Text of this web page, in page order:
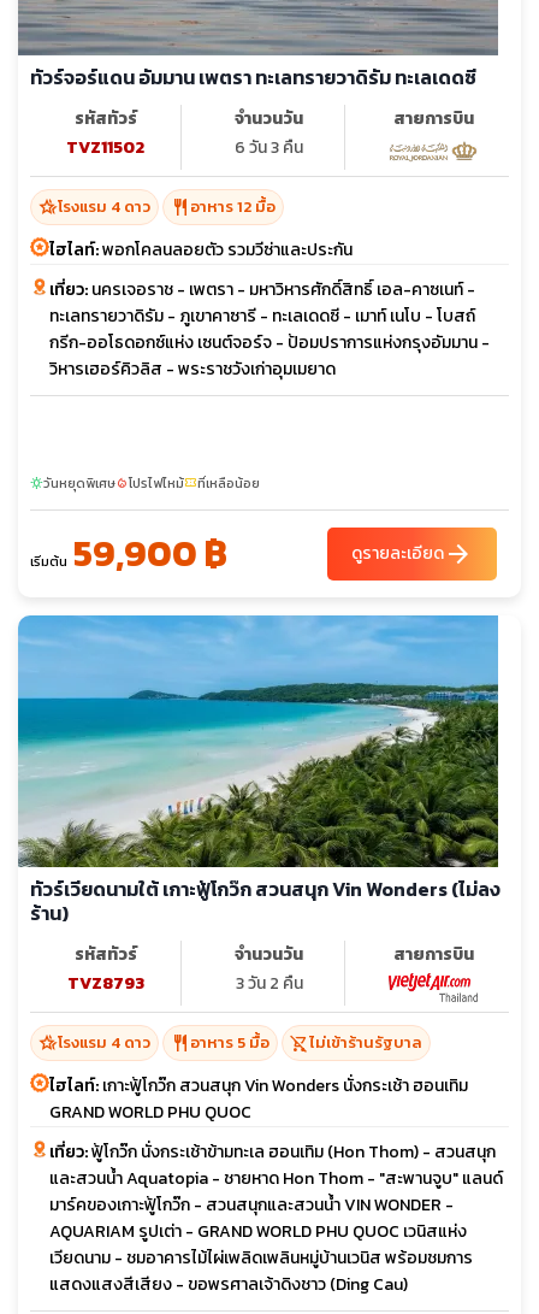
ทัวร์จอร์แดน อัมมาน เพตรา ทะเลทรายวาดิรัม ทะเลเดดซี
รหัสทัวร์
TVZ11502
จำนวนวัน
6 วัน 3 คืน
สายการบิน
hotel_classโรงแรม 4 ดาว restaurant อาหาร 12 มื้อ
ไฮไลท์:พอกโคลนลอยตัว รวมวีซ่าและประกัน
เที่ยว:นครเจอราช - เพตรา - มหาวิหารศักดิ์สิทธิ์ เอล-คาซเนท์ -
ทะเลทรายวาดิรัม - ภูเขาคาซารี - ทะเลเดดซี - เมาท์ เนโบ - โบสถ์
กรีก-ออโธดอกซ์แห่ง เซนต์จอร์จ - ป้อมปราการแห่งกรุงอัมมาน -
วิหารเฮอร์คิวลิส - พระราชวังเก่าอุมเมยาด
sunnyวันหยุดพิเศษlocal_fire_departmentโปรไฟไหม้confirmation_numberที่เหลือน้อย
เริ่มต้น 59,900 ฿ ดูรายละเอียดarrow_forward
ทัวร์เวียดนามใต้ เกาะฟู้โกว๊ก สวนสนุก Vin Wonders (ไม่ลง
ร้าน)
รหัสทัวร์
TVZ8793
จำนวนวัน
3 วัน 2 คืน
สายการบิน
hotel_classโรงแรม 4 ดาว restaurant อาหาร 5 มื้อ shopping_cart_offไม่เข้าร้านรัฐบาล
ไฮไลท์:เกาะฟู้โกว๊ก สวนสนุก Vin Wonders นั่งกระเช้า ฮอนเทิม
GRAND WORLD PHU QUOC
เที่ยว:ฟู้โกว๊ก นั่งกระเช้าข้ามทะเล ฮอนเทิม (Hon Thom) - สวนสนุก
และสวนน้ำ Aquatopia - ชายหาด Hon Thom - "สะพานจูบ" แลนด์
มาร์คของเกาะฟู้โกว๊ก - สวนสนุกและสวนน้ำ VIN WONDER -
AQUARIAM รูปเต่า - GRAND WORLD PHU QUOC เวนิสแห่ง
เวียดนาม - ชมอาคารไม้ไผ่เพลิดเพลินหมู่บ้านเวนิส พร้อมชมการ
แสดงแสงสีเสียง - ขอพรศาลเจ้าดิงชาว (Ding Cau)